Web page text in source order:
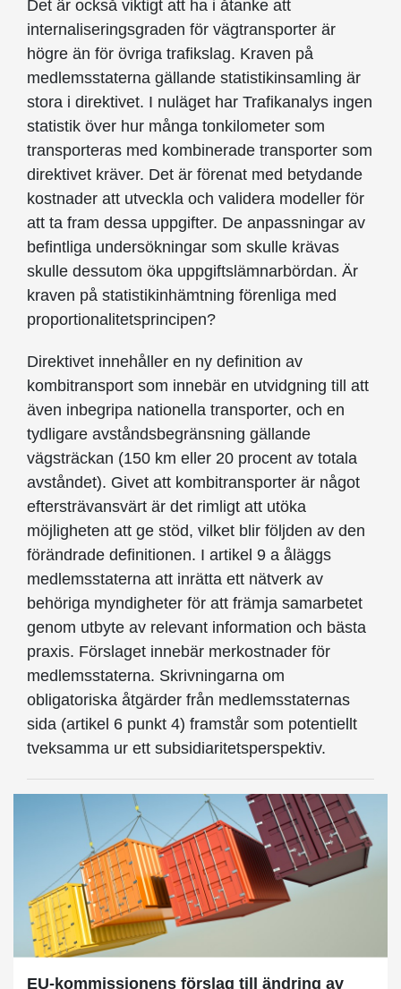
Det är också viktigt att ha i åtanke att
internaliseringsgraden för vägtransporter är
högre än för övriga trafikslag. Kraven på
medlemsstaterna gällande statistikinsamling är
stora i direktivet. I nuläget har Trafikanalys ingen
statistik över hur många tonkilometer som
transporteras med kombinerade transporter som
direktivet kräver. Det är förenat med betydande
kostnader att utveckla och validera modeller för
att ta fram dessa uppgifter. De anpassningar av
befintliga undersökningar som skulle krävas
skulle dessutom öka uppgiftslämnarbördan. Är
kraven på statistikinhämtning förenliga med
proportionalitetsprincipen?
Direktivet innehåller en ny definition av
kombitransport som innebär en utvidgning till att
även inbegripa nationella transporter, och en
tydligare avståndsbegränsning gällande
vägsträckan (150 km eller 20 procent av totala
avståndet). Givet att kombitransporter är något
eftersträvansvärt är det rimligt att utöka
möjligheten att ge stöd, vilket blir följden av den
förändrade definitionen. I artikel 9 a åläggs
medlemsstaterna att inrätta ett nätverk av
behöriga myndigheter för att främja samarbetet
genom utbyte av relevant information och bästa
praxis. Förslaget innebär merkostnader för
medlemsstaterna. Skrivningarna om
obligatoriska åtgärder från medlemsstaternas
sida (artikel 6 punkt 4) framstår som potentiellt
tveksamma ur ett subsidiaritetsperspektiv.
EU-kommissionens förslag till ändring av